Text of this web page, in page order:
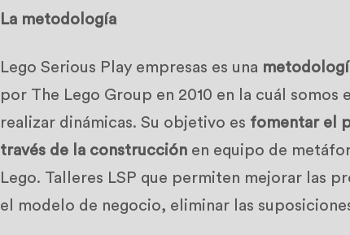
La metodología
Lego Serious Play empresas es una
por The Lego Group en 2010 en la cuál somos
realizar dinámicas. Su objetivo es fomentar el
través de la construcción en equipo de
Lego. Talleres LSP que permiten mejorar las
el modelo de negocio, eliminar las